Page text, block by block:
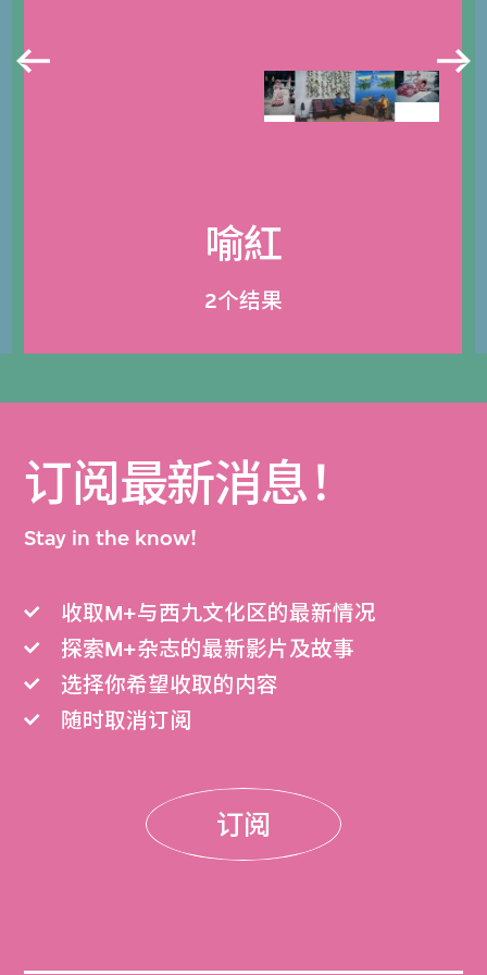
喻紅
2个结果
订阅最新消息！
Stay in the know!
收取M+与西九文化区的最新情况
探索M+杂志的最新影片及故事
选择你希望收取的内容
随时取消订阅
订阅